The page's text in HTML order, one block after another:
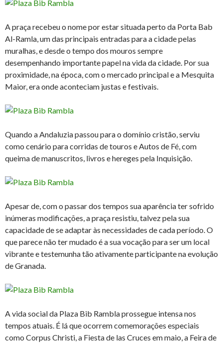
A praça recebeu o nome por estar situada perto da Porta Bab
Al-Ramla, um das principais entradas para a cidade pelas
muralhas, e desde o tempo dos mouros sempre
desempenhando importante papel na vida da cidade. Por sua
proximidade, na época, com o mercado principal e a Mesquita
Maior, era onde aconteciam justas e festivais.
Quando a Andaluzia passou para o domínio cristão, serviu
como cenário para corridas de touros e Autos de Fé, com
queima de manuscritos, livros e hereges pela Inquisição.
Apesar de, com o passar dos tempos sua aparência ter sofrido
inúmeras modificações, a praça resistiu, talvez pela sua
capacidade de se adaptar às necessidades de cada período. O
que parece não ter mudado é a sua vocação para ser um local
vibrante e testemunha tão ativamente participante na evolução
de Granada.
A vida social da Plaza Bib Rambla prossegue intensa nos
tempos atuais. É lá que ocorrem comemorações especiais
como Corpus Christi, a Fiesta de las Cruces em maio, a Feira de